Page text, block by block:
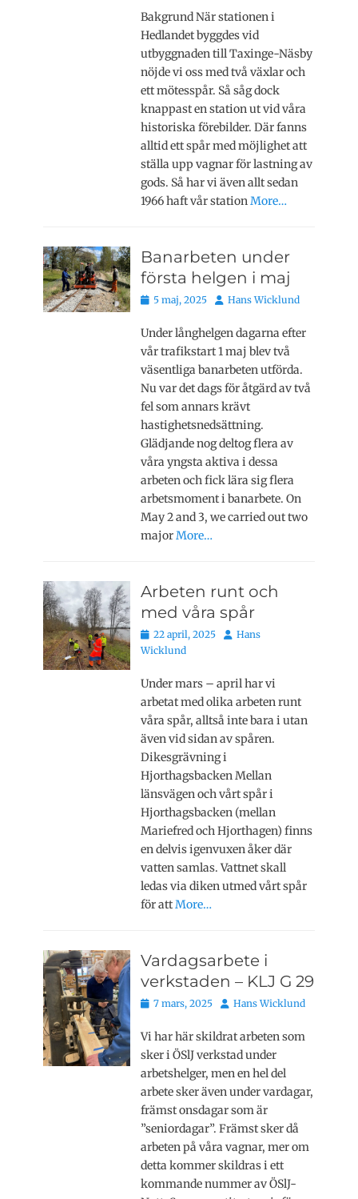
Bakgrund När stationen i
Hedlandet byggdes vid
utbyggnaden till Taxinge-Näsby
nöjde vi oss med två växlar och
ett mötesspår. Så såg dock
knappast en station ut vid våra
historiska förebilder. Där fanns
alltid ett spår med möjlighet att
ställa upp vagnar för lastning av
gods. Så har vi även allt sedan
1966 haft vår stationMore…
Banarbeten under
första helgen i maj
Publicerat
5 maj, 2025 Författare
Hans Wicklund
Under långhelgen dagarna efter
vår trafikstart 1 maj blev två
väsentliga banarbeten utförda.
Nu var det dags för åtgärd av två
fel som annars krävt
hastighetsnedsättning.
Glädjande nog deltog flera av
våra yngsta aktiva i dessa
arbeten och fick lära sig flera
arbetsmoment i banarbete. On
May 2 and 3, we carried out two
majorMore…
Arbeten runt och
med våra spår
Publicerat
den
22 april, 2025 Författare
Hans
Wicklund
Under mars – april har vi
arbetat med olika arbeten runt
våra spår, alltså inte bara i utan
även vid sidan av spåren.
Dikesgrävning i
Hjorthagsbacken Mellan
länsvägen och vårt spår i
Hjorthagsbacken (mellan
Mariefred och Hjorthagen) finns
en delvis igenvuxen åker där
vatten samlas. Vattnet skall
ledas via diken utmed vårt spår
för attMore…
Vardagsarbete i
verkstaden – KLJ G 29
Publicerat
7 mars, 2025 Författare
Hans Wicklund
Vi har här skildrat arbeten som
sker i ÖSlJ verkstad under
arbetshelger, men en hel del
arbete sker även under vardagar,
främst onsdagar som är
”seniordagar”. Främst sker då
arbeten på våra vagnar, mer om
detta kommer skildras i ett
kommande nummer av ÖSlJ-